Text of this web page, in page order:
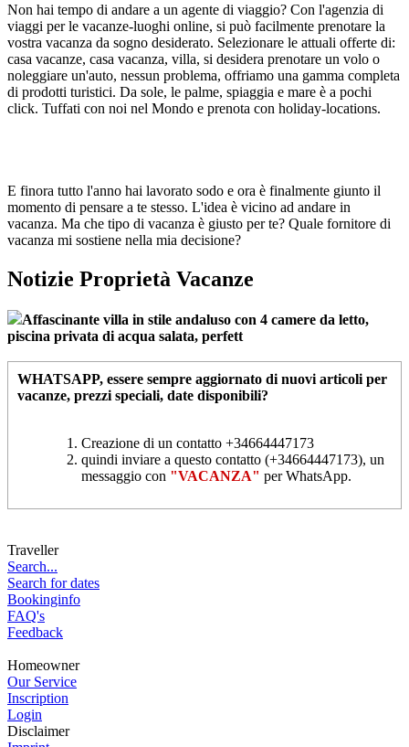
Non hai tempo di andare a un agente di viaggio? Con l'agenzia di
viaggi per le vacanze-luoghi online, si può facilmente prenotare la
vostra vacanza da sogno desiderato. Selezionare le attuali offerte di:
casa vacanze, casa vacanza, villa, si desidera prenotare un volo o
noleggiare un'auto, nessun problema, offriamo una gamma completa
di prodotti turistici. Da sole, le palme, spiaggia e mare è a pochi
click. Tuffati con noi nel Mondo e prenota con holiday-locations.
E finora tutto l'anno hai lavorato sodo e ora è finalmente giunto il
momento di pensare a te stesso. L'idea è vicino ad andare in
vacanza. Ma che tipo di vacanza è giusto per te? Quale fornitore di
vacanza mi sostiene nella mia decisione?
Notizie Proprietà Vacanze
Affascinante villa in stile andaluso con 4 camere da letto,
piscina privata di acqua salata, perfett
WHATSAPP, essere sempre aggiornato di nuovi articoli per
vacanze, prezzi speciali, date disponibili?
Creazione di un contatto +34664447173
quindi inviare a questo contatto (+34664447173), un
messaggio con "VACANZA" per WhatsApp.
Traveller
Search...
Search for dates
Bookinginfo
FAQ's
Feedback
Homeowner
Our Service
Inscription
Login
Disclaimer